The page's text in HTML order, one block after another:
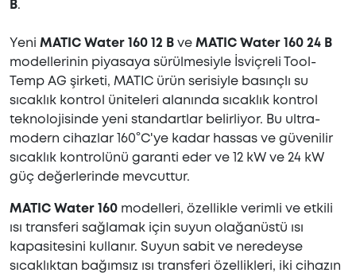
B.
Yeni MATIC Water 160 12 B ve MATIC Water 160 24 B
modellerinin piyasaya sürülmesiyle İsviçreli Tool-
Temp AG şirketi, MATIC ürün serisiyle basınçlı su
sıcaklık kontrol üniteleri alanında sıcaklık kontrol
teknolojisinde yeni standartlar belirliyor. Bu ultra-
modern cihazlar 160°C'ye kadar hassas ve güvenilir
sıcaklık kontrolünü garanti eder ve 12 kW ve 24 kW
güç değerlerinde mevcuttur.
MATIC Water 160 modelleri, özellikle verimli ve etkili
ısı transferi sağlamak için suyun olağanüstü ısı
kapasitesini kullanır. Suyun sabit ve neredeyse
sıcaklıktan bağımsız ısı transferi özellikleri, iki cihazın